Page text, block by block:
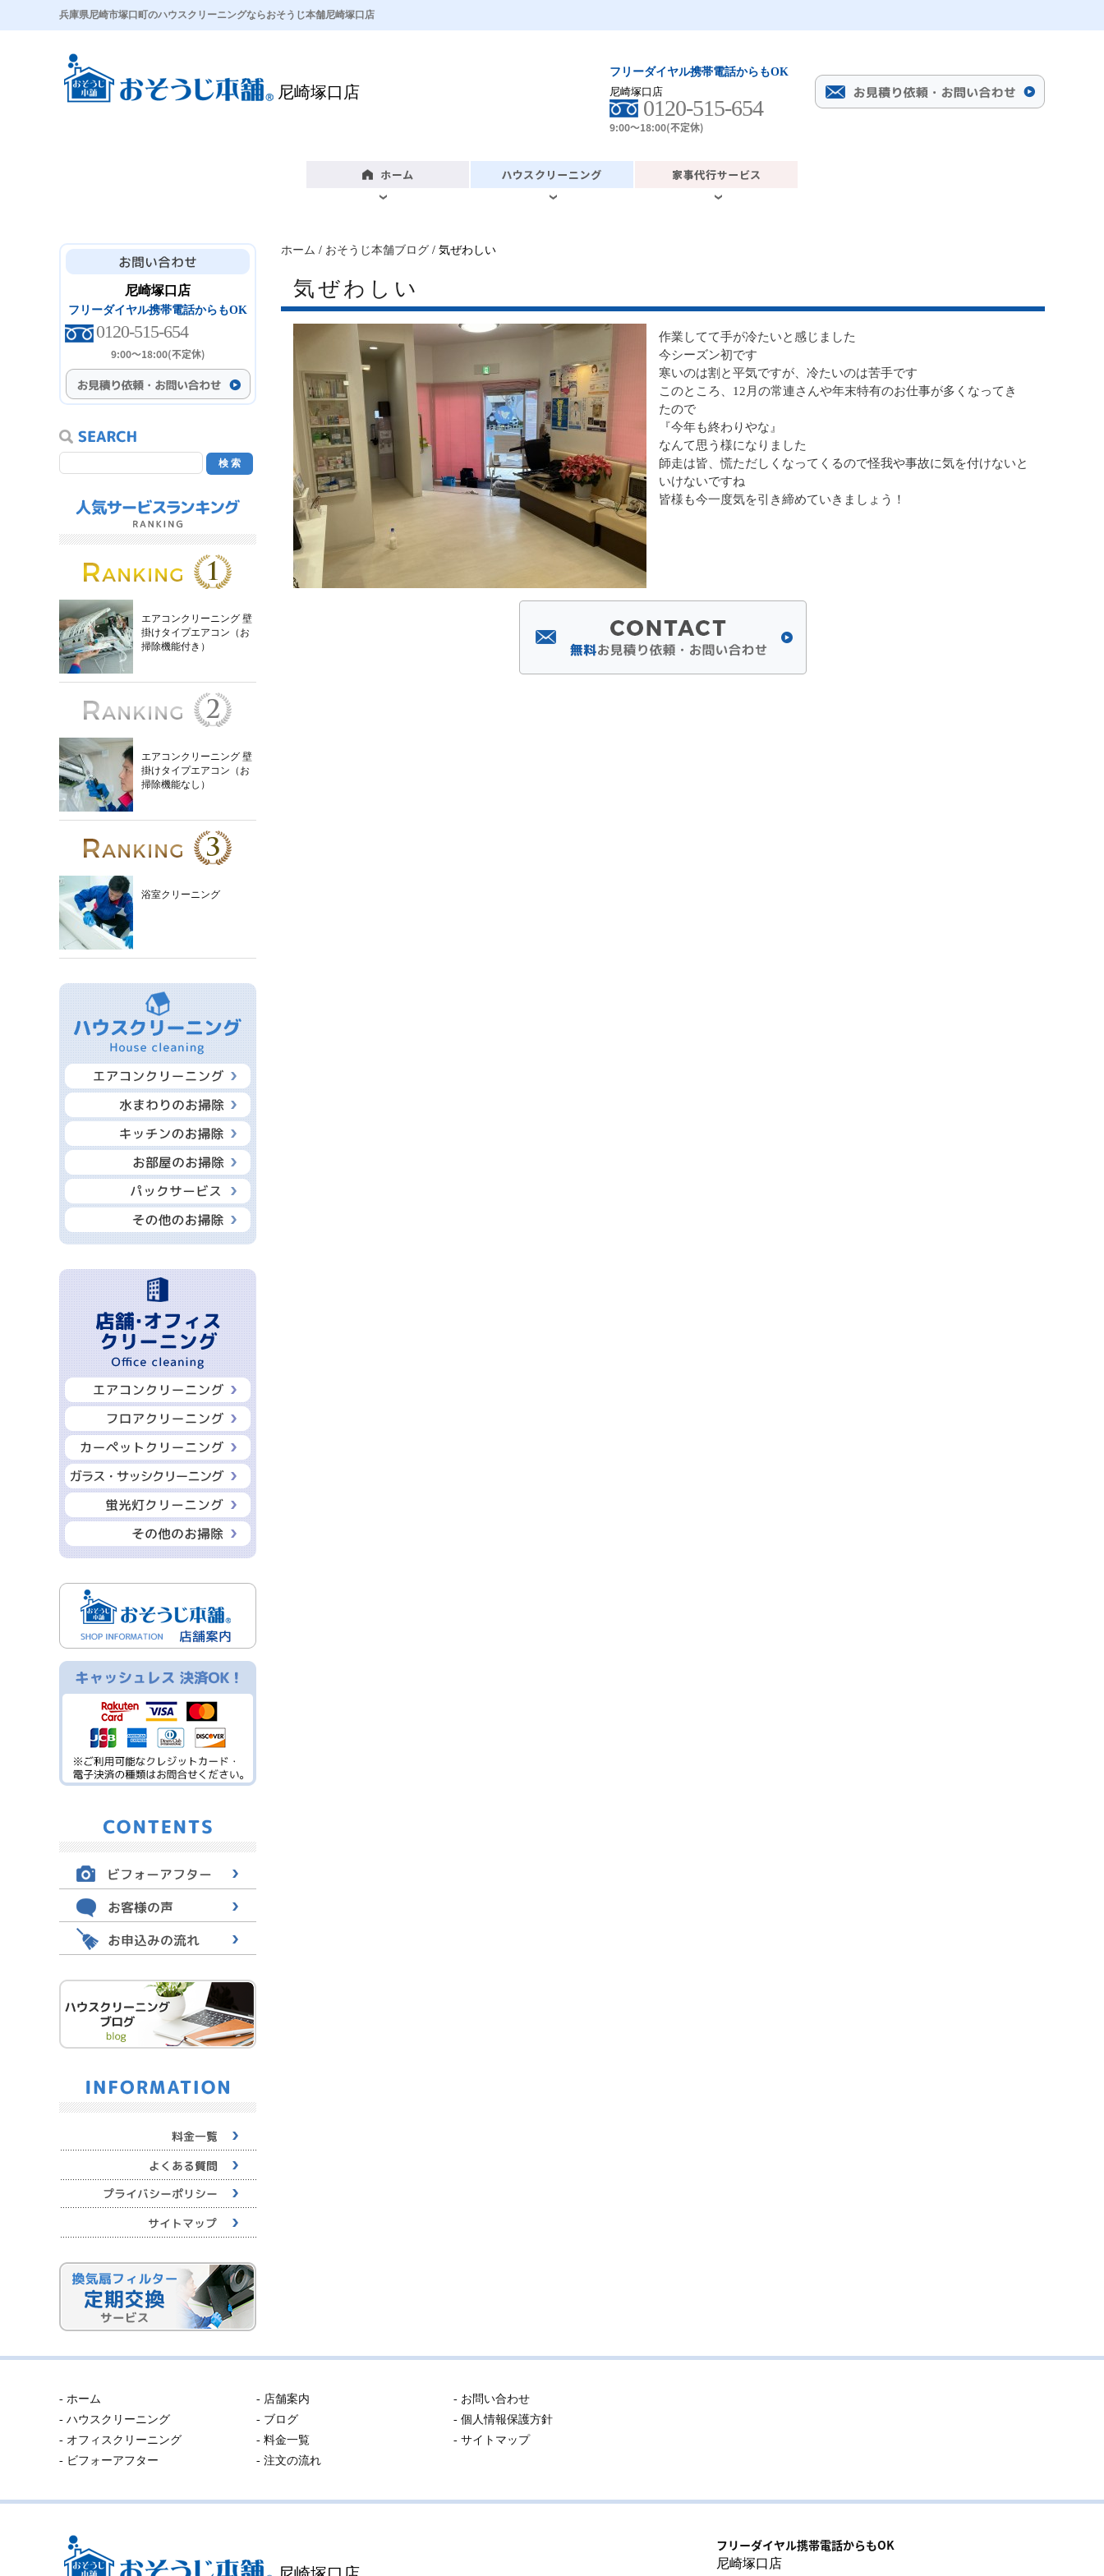
兵庫県尼崎市塚口町のハウスクリーニングならおそうじ本舗尼崎塚口店
尼崎塚口店
フリーダイヤル携帯電話からもOK
尼崎塚口店
0120-515-654
9:00～18:00(不定休)
ホーム / おそうじ本舗ブログ / 気ぜわしい
気ぜわしい
作業してて手が冷たいと感じました
今シーズン初です
寒いのは割と平気ですが、冷たいのは苦手です
このところ、12月の常連さんや年末特有のお仕事が多くなってき
たので
『今年も終わりやな』
なんて思う様になりました
師走は皆、慌ただしくなってくるので怪我や事故に気を付けないと
いけないですね
皆様も今一度気を引き締めていきましょう！
尼崎塚口店
フリーダイヤル携帯電話からもOK
0120-515-654
9:00～18:00(不定休)
エアコンクリーニング 壁
掛けタイプエアコン（お
掃除機能付き）
エアコンクリーニング 壁
掛けタイプエアコン（お
掃除機能なし）
浴室クリーニング
- ホーム
- ハウスクリーニング
- オフィスクリーニング
- ビフォーアフター
- 店舗案内
- ブログ
- 料金一覧
- 注文の流れ
- お問い合わせ
- 個人情報保護方針
- サイトマップ
フリーダイヤル携帯電話からもOK
尼崎塚口店